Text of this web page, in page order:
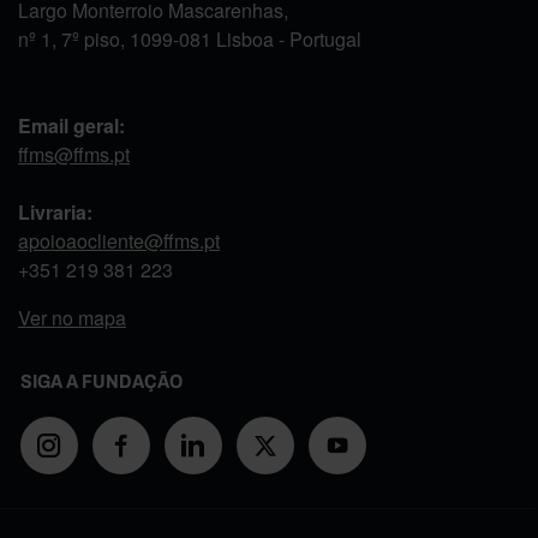
Largo Monterroio Mascarenhas,
nº 1, 7º piso, 1099-081 Lisboa - Portugal
Email geral:
ffms@ffms.pt
Livraria:
apoioaocliente@ffms.pt
+351 219 381 223
Ver no mapa
SIGA A FUNDAÇÃO